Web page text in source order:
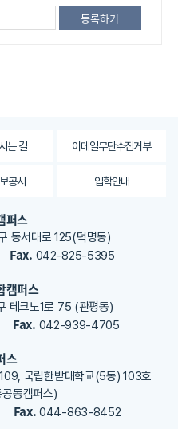
되
는
가
용
해
주
는 길 이메일무단수집거부
공시 입학안내
퍼스
동서대로 125(덕명동)
Fax. 042-825-5395
캠퍼스
테크노1로 75 (관평동)
Fax. 042-939-4705
스
국립한밭대학교(5동) 103호
동캠퍼스)
Fax. 044-863-8452